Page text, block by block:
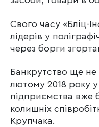
Свого часу «Бліц-
лідерів у
через борги
Банкрутство ще не
лютому 2018 року
підприємства вже
колишніх
Крупчака.